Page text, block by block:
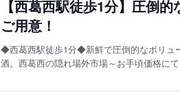
【西葛西駅徒歩1分】圧倒
ご用意！
◆西葛西駅徒歩1分◆新鮮で圧倒的なボリュ
酒。西葛西の隠れ場外市場～お手頃価格に